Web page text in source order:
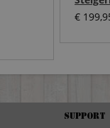
€
Support